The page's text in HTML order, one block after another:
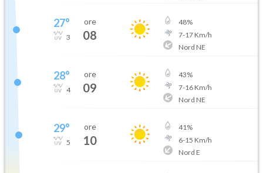
27°
3
ore
08
48%
7-17Km/h
Nord NE
28°
4
ore
09
43%
7-16Km/h
Nord NE
29°
5
ore
10
41%
6-15 Km/h
Nord E